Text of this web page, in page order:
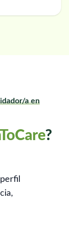
a en
?